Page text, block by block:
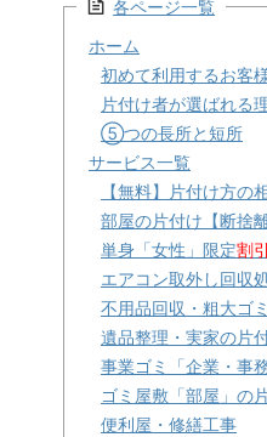
各ページ一覧
ホーム
初めて利用するお客
片付け者が選ばれる
⑤つの長所と短所
サービス一覧
【無料】片付け方の
部屋の片付け【断捨離
単身「女性」限定割
エアコン取外し回収
不用品回収・粗大ゴ
遺品整理・実家の片
事業ゴミ「企業・事
ゴミ屋敷「部屋」の
便利屋・修繕工事